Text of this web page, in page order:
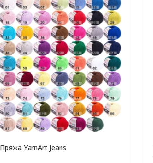
Пряжа YarnArt Jeans